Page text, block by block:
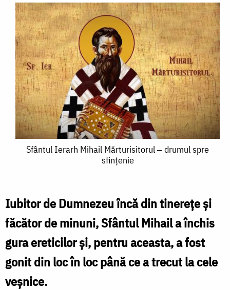
Sfântul
Mărturisitorul
‒
drumul
spre
sfințenie
Sfântul Ierarh Mihail Mărturisitorul ‒ drumul spre
sfințenie
Iubitor de Dumnezeu încă din tinerețe și
făcător de minuni, Sfântul Mihail a închis
gura ereticilor și, pentru aceasta, a fost
gonit din loc în loc până ce a trecut la cele
veșnice.